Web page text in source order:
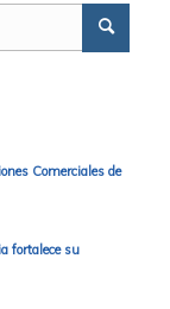
Comerciales de
fortalece su